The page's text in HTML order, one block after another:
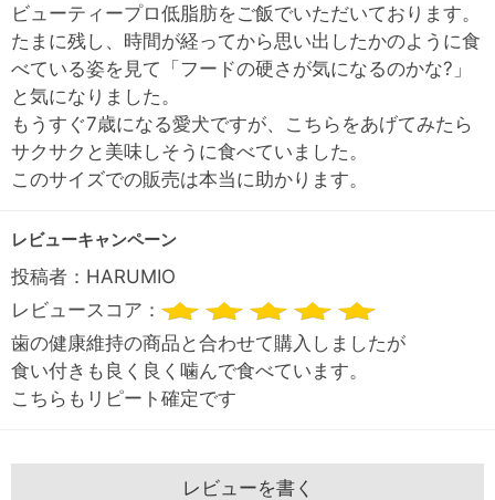
ビューティープロ低脂肪をご飯でいただいております。
たまに残し、時間が経ってから思い出したかのように食
べている姿を見て「フードの硬さが気になるのかな?」
と気になりました。
もうすぐ7歳になる愛犬ですが、こちらをあげてみたら
サクサクと美味しそうに食べていました。
このサイズでの販売は本当に助かります。
レビューキャンペーン
投稿者： HARUMIO
レビュースコア：
歯の健康維持の商品と合わせて購入しましたが
食い付きも良く良く噛んで食べています。
こちらもリピート確定です
レビューを書く